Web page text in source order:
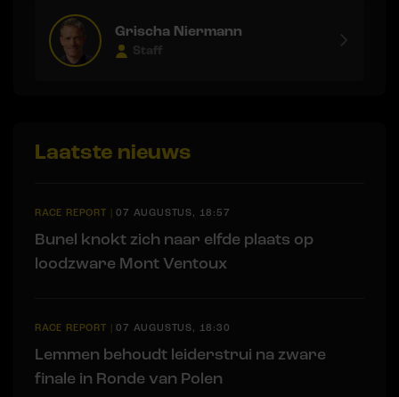
Grischa Niermann
Staff
Laatste nieuws
RACE REPORT |07 AUGUSTUS, 18:57
Bunel knokt zich naar elfde plaats op
loodzware Mont Ventoux
RACE REPORT |07 AUGUSTUS, 18:30
Lemmen behoudt leiderstrui na zware
finale in Ronde van Polen